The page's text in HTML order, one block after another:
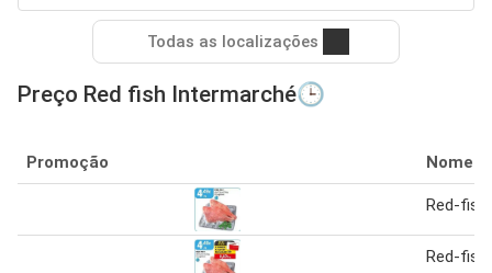
Todas as localizações
Preço Red fish Intermarché🕒
Promoção Nome
Red-fish
Red-fish